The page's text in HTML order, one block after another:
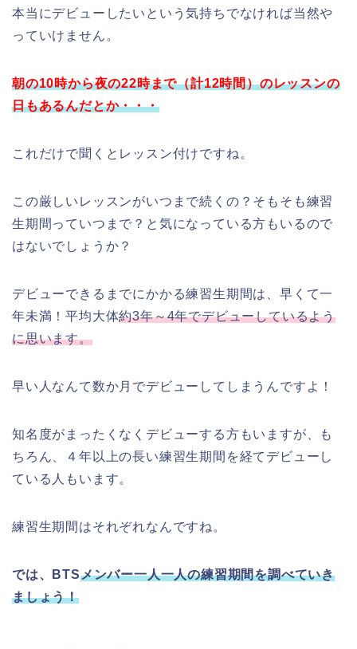
本当にデビューしたいという気持ちでなければ当然や
っていけません。
朝の10時から夜の22時まで（計12時間）のレッスンの
日もあるんだとか・・・
これだけで聞くとレッスン付けですね。
この厳しいレッスンがいつまで続くの？そもそも練習
生期間っていつまで？と気になっている方もいるので
はないでしょうか？
デビューできるまでにかかる練習生期間は、早くて一
年未満！平均大体約3年～4年でデビューしているよう
に思います。
早い人なんて数か月でデビューしてしまうんですよ！
知名度がまったくなくデビューする方もいますが、も
ちろん、４年以上の長い練習生期間を経てデビューし
ている人もいます。
練習生期間はそれぞれなんですね。
では、BTSメンバー一人一人の練習期間を調べていき
ましょう！